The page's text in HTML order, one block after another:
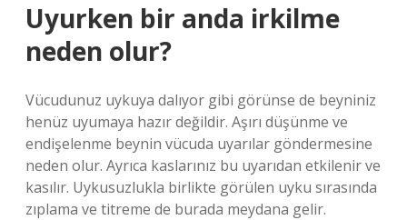
Uyurken bir anda irkilme
neden olur?
Vücudunuz uykuya dalıyor gibi görünse de beyniniz
henüz uyumaya hazır değildir. Aşırı düşünme ve
endişelenme beynin vücuda uyarılar göndermesine
neden olur. Ayrıca kaslarınız bu uyarıdan etkilenir ve
kasılır. Uykusuzlukla birlikte görülen uyku sırasında
zıplama ve titreme de burada meydana gelir.